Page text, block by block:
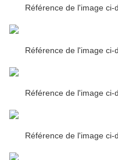
Référence de l'image
Référence de l'image
Référence de l'image
Référence de l'image